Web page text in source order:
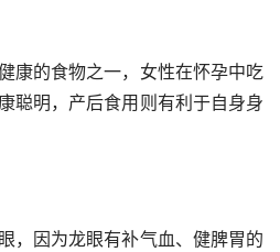
康的食物之一，女性在怀孕中吃
聪明，产后食用则有利于自身身
，因为龙眼有补气血、健脾胃的